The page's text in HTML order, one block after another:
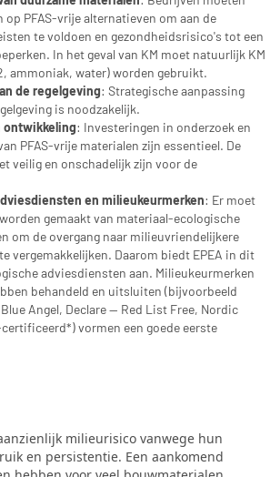
op PFAS-vrije alternatieven om aan de
te voldoen en gezondheidsrisico's tot een
In het geval van KM moet natuurlijk KM
ammoniak, water) worden gebruikt.
de regelgeving: Strategische aanpassing
is noodzakelijk.
ontwikkeling: Investeringen in onderzoek en
PFAS-vrije materialen zijn essentieel. De
veilig en onschadelijk zijn voor de
en milieukeurmerken: Er moet
gemaakt van materiaal-ecologische
om de overgang naar milieuvriendelijkere
vergemakkelijken. Daarom biedt EPEA in dit
adviesdiensten aan. Milieukeurmerken
behandeld en uitsluiten (bijvoorbeeld
Angel, Declare — Red List Free, Nordic
vormen een goede eerste
milieurisico vanwege hun
en persistentie. Een aankomend